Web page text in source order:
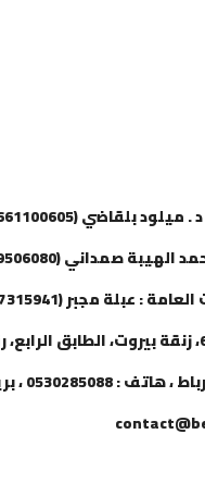
بلقاضي (0661100605)
صمداني (0659506080)
: عبلة مجبر (0707315941)